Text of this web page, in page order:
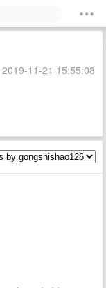
11-21 15:55:08